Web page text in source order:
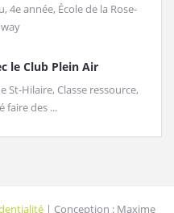
4e année, École de la Rose-
le Club Plein Air
St-Hilaire, Classe ressource,
faire des ...
| Conception : Maxime